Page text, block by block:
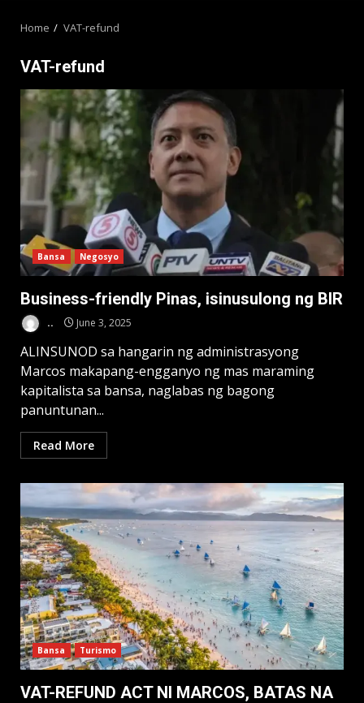
Home VAT-refund
VAT-refund
Bansa Negosyo
Business-friendly Pinas, isinusulong ng BIR
.. June 3, 2025
ALINSUNOD sa hangarin ng administrasyong
Marcos makapang-engganyo ng mas maraming
kapitalista sa bansa, naglabas ng bagong
panuntunan...
Read More
Bansa Turismo
VAT-REFUND ACT NI MARCOS, BATAS NA